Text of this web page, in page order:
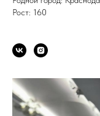
Рост: 160